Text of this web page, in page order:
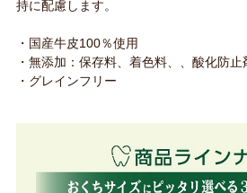
持に配慮します。
・国産牛皮100％使用
・無添加：保存料、着色料、、酸化防止
・グレインフリー